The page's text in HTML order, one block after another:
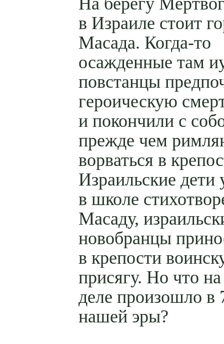
в Израиле стоит
Масада. Когда-то
осажденные там
повстанцы
героическую
и покончили с
прежде чем
ворваться в
Израильские дети
в школе
Масаду,
новобранцы
в крепости
присягу. Но что
деле произошло в
нашей эры?